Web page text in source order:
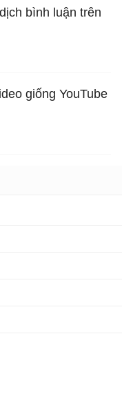
bình luận trên
giống YouTube